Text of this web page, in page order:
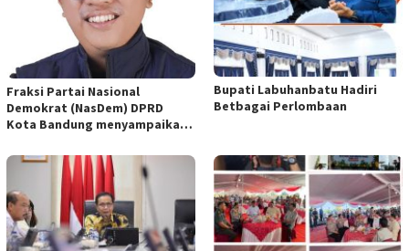
Fraksi Partai Nasional
Demokrat (NasDem) DPRD
Kota Bandung menyampaikan
empat Rancangan Peraturan
Daerah (Raperda) yang
diajukan Pemerintah Kota
Bandung
Bupati Labuhanbatu Hadiri
Betbagai Perlombaan